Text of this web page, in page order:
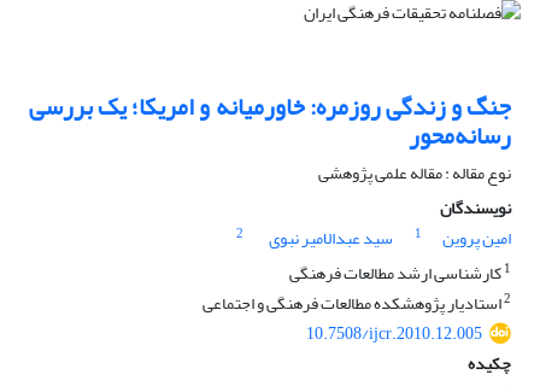
جنگ و زندگی روزمره: خاورمیانه و امریکا؛ یک بررسی
رسانه‌محور
نوع مقاله : مقاله علمی پژوهشی
نویسندگان
امین پروین
1 سید عبدالامیر نبوی
2
1کارشناسی ارشد مطالعات فرهنگی
2استادیار پژوهشکده مطالعات فرهنگی و اجتماعی
10.7508/ijcr.2010.12.005
چکیده